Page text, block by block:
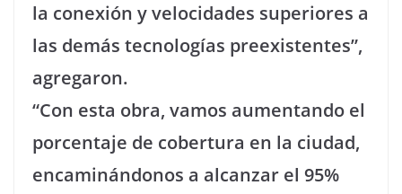
la conexión y velocidades superiores a
las demás tecnologías preexistentes”,
agregaron.
“Con esta obra, vamos aumentando el
porcentaje de cobertura en la ciudad,
encaminándonos a alcanzar el 95%